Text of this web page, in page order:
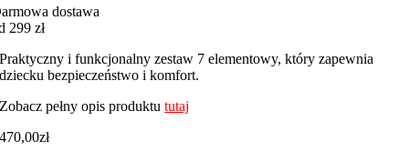
dostawa
299 zł
Praktyczny i funkcjonalny zestaw 7 elementowy, który zapewnia
dziecku bezpieczeństwo i komfort.
Zobacz pełny opis produktututaj
470,00zł